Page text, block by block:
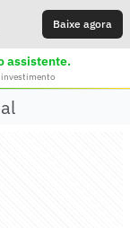
Baixe agora
assistente.
investimento